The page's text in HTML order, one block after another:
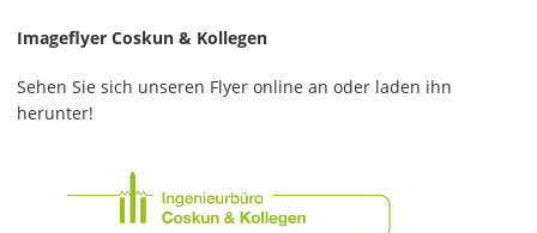
Imageflyer Coskun & Kollegen
Sehen Sie sich unseren Flyer online an oder laden ihn
herunter!